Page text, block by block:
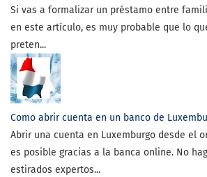
Si vas a formalizar un préstamo entre
en este artículo, es muy probable que lo
preten...
Como abrir cuenta en un banco de
Abrir una cuenta en Luxemburgo desde el
es posible gracias a la banca online. No
estirados expertos...